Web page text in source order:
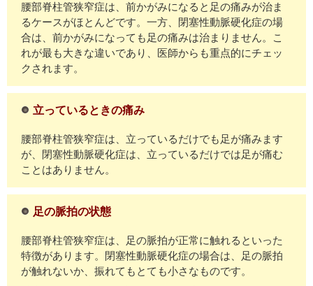
腰部脊柱管狭窄症は、前かがみになると足の痛みが治ま
るケースがほとんどです。一方、閉塞性動脈硬化症の場
合は、前かがみになっても足の痛みは治まりません。こ
れが最も大きな違いであり、医師からも重点的にチェッ
クされます。
立っているときの痛み
腰部脊柱管狭窄症は、立っているだけでも足が痛みます
が、閉塞性動脈硬化症は、立っているだけでは足が痛む
ことはありません。
足の脈拍の状態
腰部脊柱管狭窄症は、足の脈拍が正常に触れるといった
特徴があります。閉塞性動脈硬化症の場合は、足の脈拍
が触れないか、振れてもとても小さなものです。